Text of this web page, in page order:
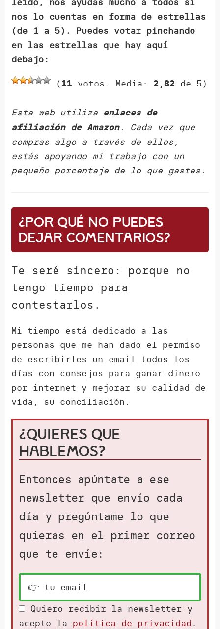
leído, nos ayudas mucho a todos si
nos lo cuentas en forma de estrellas
(de 1 a 5). Puedes votar pinchando
en las estrellas que hay aquí
debajo:
(11 votos. Media: 2,82 de 5)
Esta web utiliza enlaces de
afiliación de Amazon. Cada vez que
compras algo a través de ellos,
estás apoyando mi trabajo con un
pequeño porcentaje de lo que gastes.
¿Por qué NO puedes
dejar comentarios?
Te seré sincero: porque no
tengo tiempo para
contestarlos.
Mi tiempo está dedicado a las
personas que me han dado el permiso
de escribirles un email todos los
días con consejos para ganar dinero
por internet y mejorar su calidad de
vida, su conciliación.
¿Quieres que
hablemos?
Entonces apúntate a ese
newsletter que envío cada
día y pregúntame lo que
quieras en el primer correo
que te envíe:
Quiero recibir la newsletter y
acepto la política de privacidad .